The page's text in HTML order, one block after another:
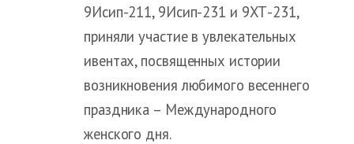
9Исип-211, 9Исип-231 и 9ХТ-231,
приняли участие в увлекательных
ивентах, посвященных истории
возникновения любимого весеннего
праздника – Международного
женского дня.